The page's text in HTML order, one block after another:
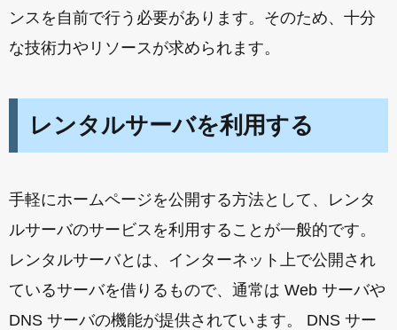
ンスを自前で行う必要があります。そのため、十分
な技術力やリソースが求められます。
レンタルサーバを利用する
手軽にホームページを公開する方法として、レンタ
ルサーバのサービスを利用することが一般的です。
レンタルサーバとは、インターネット上で公開され
ているサーバを借りるもので、通常は Web サーバや
DNS サーバの機能が提供されています。 DNS サー